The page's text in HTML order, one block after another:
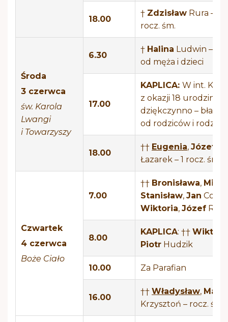
18.00
† Zdzisław Rura – 21
rocz. śm.
Środa
3 czerwca
św. Karola
Lwangi
i Towarzyszy
6.30
† Halina Ludwin – 5 r.
od męża i dzieci
17.00
KAPLICA: W int.
z okazji 18 urodzin,
dziękczynno –
od rodziców i
18.00
†† Eugenia, Józef
Łazarek – 1 rocz. śm.
Czwartek
4 czerwca
Boże Ciało
7.00
†† Bronisława,
Stanisław, Jan Cop;
Wiktoria, Józef
8.00
KAPLICA: ††
Piotr Hudzik
10.00 Za Parafian
16.00
†† Władysław, Maria
Krzysztoń – rocz. śm.